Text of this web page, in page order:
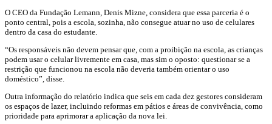
O CEO da Fundação Lemann, Denis Mizne, considera que essa parceria é o
ponto central, pois a escola, sozinha, não consegue atuar no uso de celulares
dentro da casa do estudante.
“Os responsáveis não devem pensar que, com a proibição na escola, as crianças
podem usar o celular livremente em casa, mas sim o oposto: questionar se a
restrição que funcionou na escola não deveria também orientar o uso
doméstico”, disse.
Outra informação do relatório indica que seis em cada dez gestores consideram
os espaços de lazer, incluindo reformas em pátios e áreas de convivência, como
prioridade para aprimorar a aplicação da nova lei.